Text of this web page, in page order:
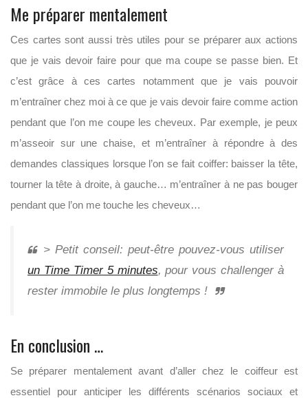
Me préparer mentalement
Ces cartes sont aussi très utiles pour se préparer aux actions
que je vais devoir faire pour que ma coupe se passe bien. Et
c’est grâce à ces cartes notamment que je vais pouvoir
m’entraîner chez moi à ce que je vais devoir faire comme action
pendant que l’on me coupe les cheveux. Par exemple, je peux
m’asseoir sur une chaise, et m’entraîner à répondre à des
demandes classiques lorsque l’on se fait coiffer: baisser la tête,
tourner la tête à droite, à gauche… m’entraîner à ne pas bouger
pendant que l’on me touche les cheveux…
> Petit conseil: peut-être pouvez-vous utiliser
un Time Timer 5 minutes, pour vous challenger à
rester immobile le plus longtemps !
En conclusion …
Se préparer mentalement avant d’aller chez le coiffeur est
essentiel pour anticiper les différents scénarios sociaux et